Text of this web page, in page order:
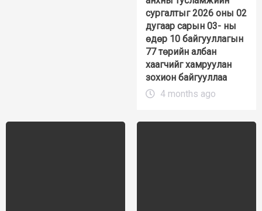
сургалтыг 2026 оны 02
дугаар сарын 03- ны
өдөр 10 байгууллагын
77 төрийн албан
хаагчийг хамруулан
зохион байгууллаа
4 months ago